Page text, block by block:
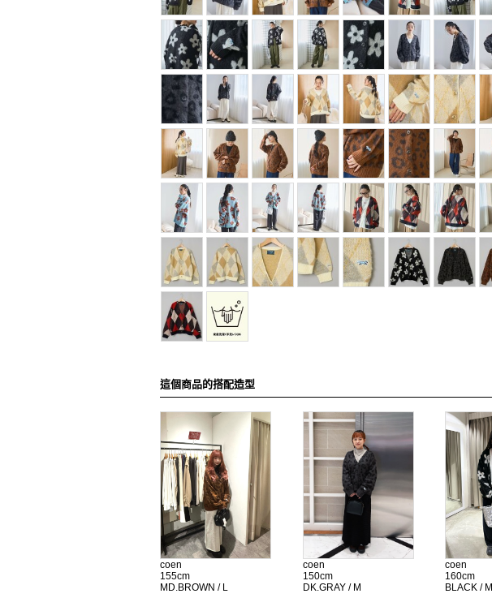
這個商品的搭配造型
coen
155cm
MD.BROWN / L
coen
150cm
DK.GRAY / M
coen
160cm
BLACK / M